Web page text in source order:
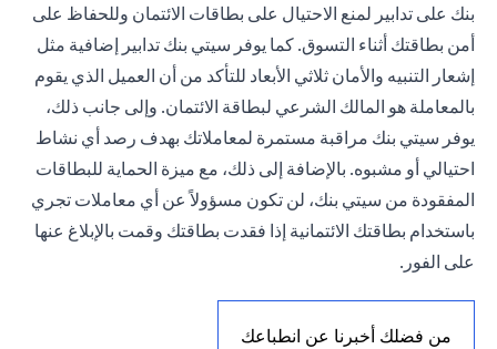
بنك على تدابير لمنع الاحتيال على بطاقات الائتمان وللحفاظ على
أمن بطاقتك أثناء التسوق. كما يوفر سيتي بنك تدابير إضافية مثل
إشعار التنبيه والأمان ثلاثي الأبعاد للتأكد من أن العميل الذي يقوم
بالمعاملة هو المالك الشرعي لبطاقة الائتمان. وإلى جانب ذلك،
يوفر سيتي بنك مراقبة مستمرة لمعاملاتك بهدف رصد أي نشاط
احتيالي أو مشبوه. بالإضافة إلى ذلك، مع ميزة الحماية للبطاقات
المفقودة من سيتي بنك، لن تكون مسؤولاً عن أي معاملات تجري
باستخدام بطاقتك الائتمانية إذا فقدت بطاقتك وقمت بالإبلاغ عنها
على الفور.
من فضلك أخبرنا عن انطباعك